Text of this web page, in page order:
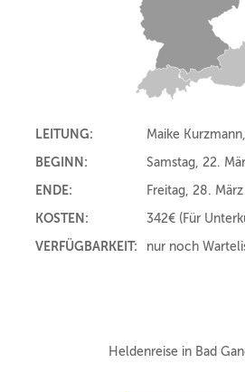
LEITUNG:
Maike
BEGINN:
Samstag, 22.
ENDE:
Freitag, 28.
KOSTEN:
342€ (Für
VERFÜGBARKEIT:
nur noch
Heldenreise in Bad